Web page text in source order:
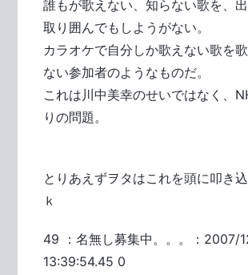
誰もが歌えない、知らない歌を、
取り囲んでもしようがない。
カラオケで自分しか歌えない歌を
ない参加者のようなものだ。
これは川中美幸のせいではなく、
りの問題。
とりあえずヲタはこれを頭に叩き
ｋ
49 ：名無し募集中。。。：2007/
13:39:54.45 0